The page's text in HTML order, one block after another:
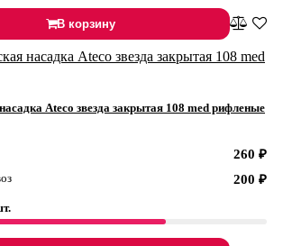
В корзину
Ateco звезда закрытая 108 med рифленые
260 ₽
200 ₽